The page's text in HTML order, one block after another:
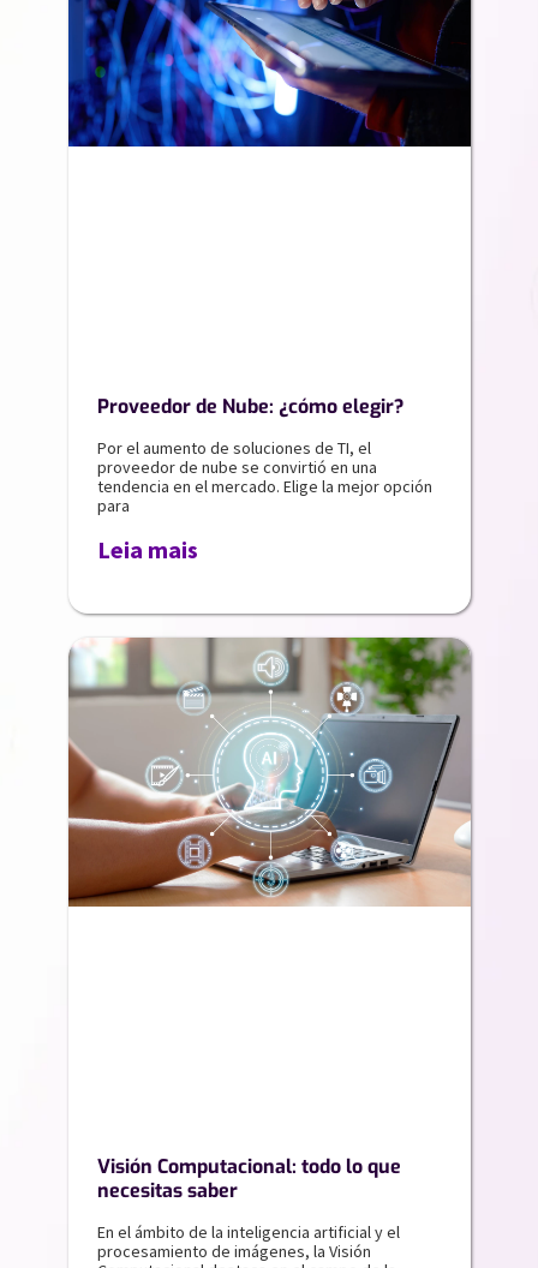
Proveedor de Nube: ¿cómo elegir?
Por el aumento de soluciones de TI, el
proveedor de nube se convirtió en una
tendencia en el mercado. Elige la mejor opción
para
Leia mais
Visión Computacional: todo lo que
necesitas saber
En el ámbito de la inteligencia artificial y el
procesamiento de imágenes, la Visión